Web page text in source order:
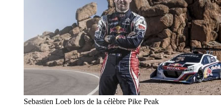
Sebastien Loeb lors de la célèbre Pike Peak